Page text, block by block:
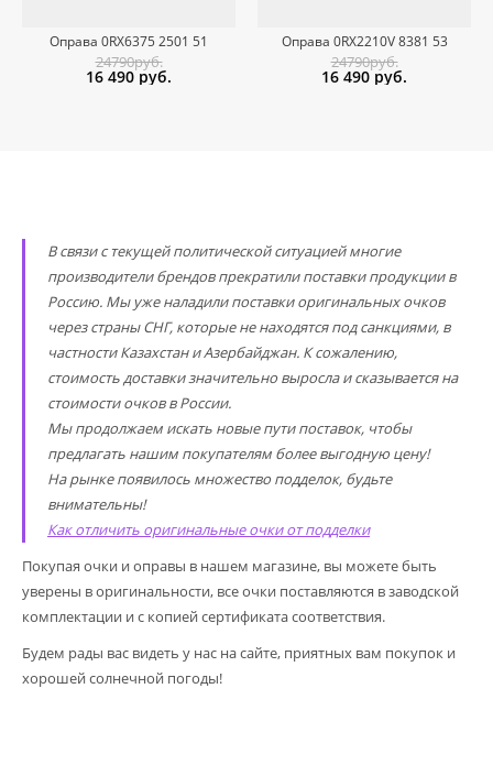
Оправа 0RX6375 2501 51
24790руб.
16 490 руб.
Оправа 0RX2210V 8381 53
24790руб.
16 490 руб.
В связи с текущей политической ситуацией многие
производители брендов прекратили поставки продукции в
Россию. Мы уже наладили поставки оригинальных очков
через страны СНГ, которые не находятся под санкциями, в
частности Казахстан и Азербайджан. К сожалению,
стоимость доставки значительно выросла и сказывается на
стоимости очков в России.
Мы продолжаем искать новые пути поставок, чтобы
предлагать нашим покупателям более выгодную цену!
На рынке появилось множество подделок, будьте
внимательны!
Как отличить оригинальные очки от подделки
Покупая очки и оправы в нашем магазине, вы можете быть
уверены в оригинальности, все очки поставляются в заводской
комплектации и с копией сертификата соответствия.
Будем рады вас видеть у нас на сайте, приятных вам покупок и
хорошей солнечной погоды!